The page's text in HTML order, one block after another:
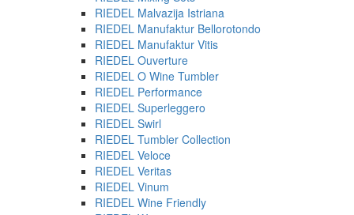
RIEDEL Malvazija Istriana
RIEDEL Manufaktur Bellorotondo
RIEDEL Manufaktur Vitis
RIEDEL Ouverture
RIEDEL O Wine Tumbler
RIEDEL Performance
RIEDEL Superleggero
RIEDEL Swirl
RIEDEL Tumbler Collection
RIEDEL Veloce
RIEDEL Veritas
RIEDEL Vinum
RIEDEL Wine Friendly